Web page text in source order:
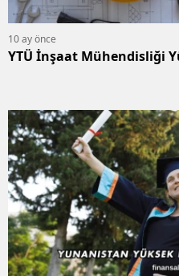
10 ay önce
YTÜ İnşaat Mühendisliği